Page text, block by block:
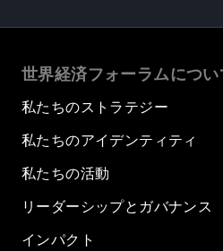
世界経済フォーラムについ
私たちのストラテジー
私たちのアイデンティティ
私たちの活動
リーダーシップとガバナンス
インパクト